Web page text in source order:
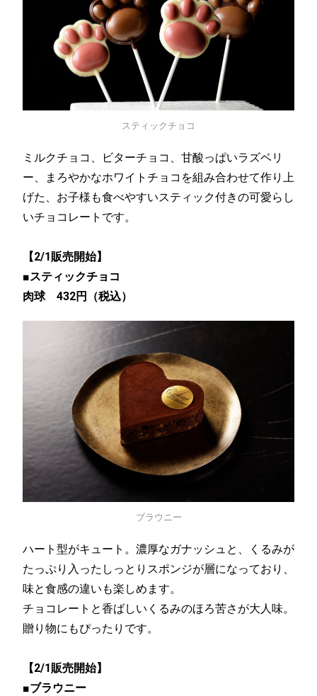
スティックチョコ
ミルクチョコ、ビターチョコ、甘酸っぱいラズベリ
ー、まろやかなホワイトチョコを組み合わせて作り上
げた、お子様も食べやすいスティック付きの可愛らし
いチョコレートです。
【2/1販売開始】
■スティックチョコ
肉球 432円（税込）
ブラウニー
ハート型がキュート。濃厚なガナッシュと、くるみが
たっぷり入ったしっとりスポンジが層になっており、
味と食感の違いも楽しめます。
チョコレートと香ばしいくるみのほろ苦さが大人味。
贈り物にもぴったりです。
【2/1販売開始】
■ブラウニー